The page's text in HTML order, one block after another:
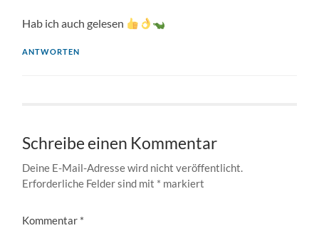
Hab ich auch gelesen
ANTWORTEN
Schreibe einen Kommentar
Deine E-Mail-Adresse wird nicht veröffentlicht.
Erforderliche Felder sind mit * markiert
Kommentar *